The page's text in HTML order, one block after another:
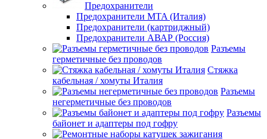
Предохранители
Предохранители MTA (Италия)
Предохранители (картриджный)
Предохранители АВАР (Россия)
Разъемы
герметичные без проводов
Стяжка
кабельная / хомуты Италия
Разъемы
негерметичные без проводов
Разъемы
байонет и адаптеры под гофру